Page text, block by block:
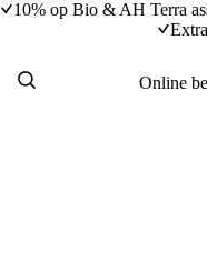
10% op Bio & AH Terra
Online